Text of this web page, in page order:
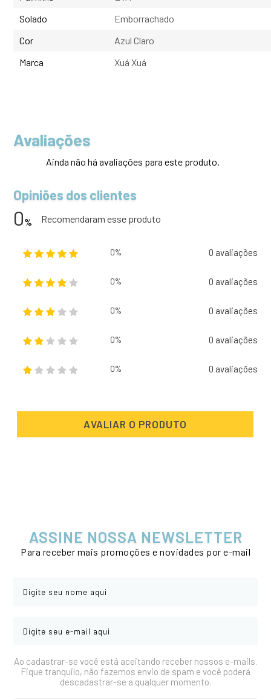
Solado
Emborrachado
Cor
Azul Claro
Marca
Xuá Xuá
Avaliações
Ainda não há avaliações para este produto.
Opiniões dos clientes
0% Recomendaram esse produto
0% 0 avaliações
0% 0 avaliações
0% 0 avaliações
0% 0 avaliações
0% 0 avaliações
AVALIAR O PRODUTO
ASSINE NOSSA NEWSLETTER
Para receber mais promoções e novidades por e-mail
Ao cadastrar-se você está aceitando receber nossos e-mails.
Fique tranquilo, não fazemos envio de spam e você poderá
descadastrar-se a qualquer momento.